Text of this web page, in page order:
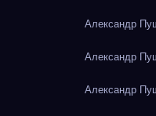
Александр
Александр
Александр